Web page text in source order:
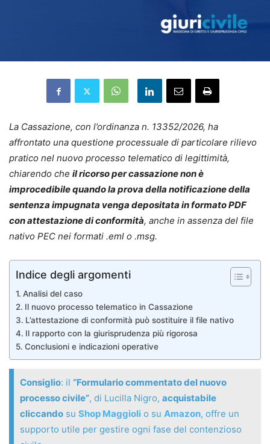
La Cassazione, con l’ordinanza n. 13352/2026, ha
affrontato una questione processuale di particolare rilievo
pratico nel nuovo processo telematico di legittimità,
chiarendo che il ricorso per cassazione non è
improcedibile quando la prova della notificazione della
sentenza impugnata venga depositata in formato PDF
con attestazione di conformità, anche in assenza del file
nativo PEC nei formati .eml o .msg.
Indice degli argomenti
Analisi del caso
Il nuovo processo telematico in Cassazione
L’attestazione di conformità può sostituire il file nativo
Il rapporto con la giurisprudenza più rigorosa
Conclusioni e indicazioni operative
Consiglio: il “Formulario commentato del nuovo
processo civile”, di Lucilla Nigro, acquistabile
cliccando su Shop Maggioli o su Amazon, offre un
supporto utile per gestire ogni fase del contenzioso